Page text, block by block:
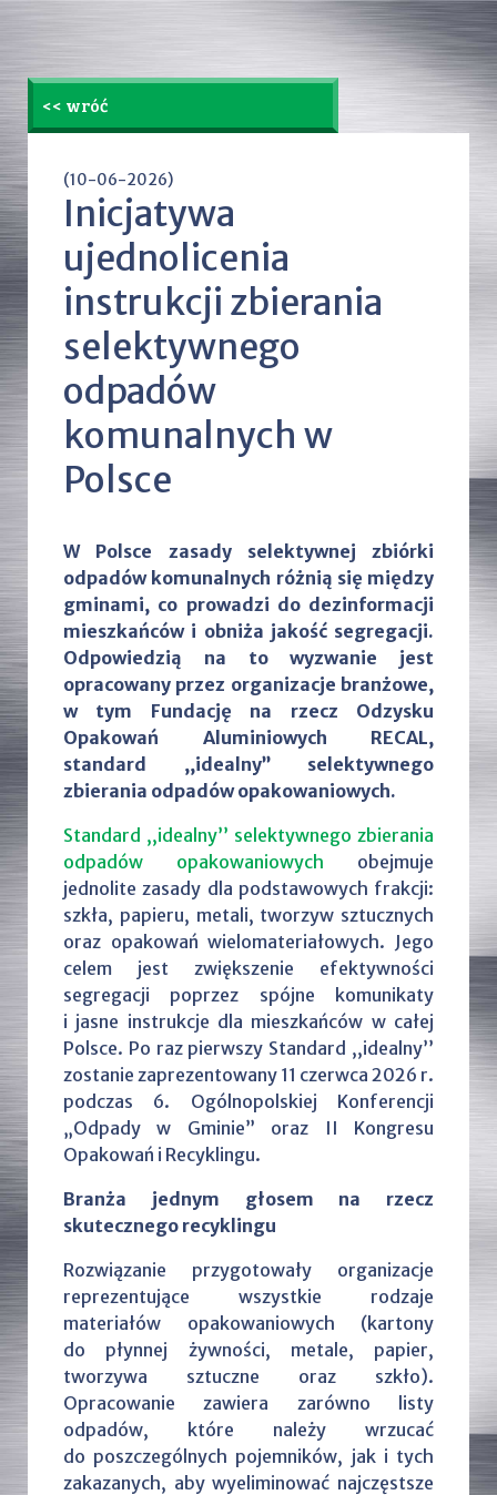
<< wróć
(10-06-2026)
Inicjatywa
ujednolicenia
instrukcji zbierania
selektywnego
odpadów
komunalnych w
Polsce
W Polsce zasady selektywnej zbiórki
odpadów komunalnych różnią się między
gminami, co prowadzi do dezinformacji
mieszkańców i obniża jakość segregacji.
Odpowiedzią na to wyzwanie jest
opracowany przez organizacje branżowe,
w tym Fundację na rzecz Odzysku
Opakowań Aluminiowych RECAL,
standard ,,idealny’’ selektywnego
zbierania odpadów opakowaniowych.
Standard ,,idealny’’ selektywnego zbierania
odpadów opakowaniowych obejmuje
jednolite zasady dla podstawowych frakcji:
szkła, papieru, metali, tworzyw sztucznych
oraz opakowań wielomateriałowych. Jego
celem jest zwiększenie efektywności
segregacji poprzez spójne komunikaty
i jasne instrukcje dla mieszkańców w całej
Polsce. Po raz pierwszy Standard ,,idealny’’
zostanie zaprezentowany 11 czerwca 2026 r.
podczas 6. Ogólnopolskiej Konferencji
„Odpady w Gminie” oraz II Kongresu
Opakowań i Recyklingu.
Branża jednym głosem na rzecz
skutecznego recyklingu
Rozwiązanie przygotowały organizacje
reprezentujące wszystkie rodzaje
materiałów opakowaniowych (kartony
do płynnej żywności, metale, papier,
tworzywa sztuczne oraz szkło).
Opracowanie zawiera zarówno listy
odpadów, które należy wrzucać
do poszczególnych pojemników, jak i tych
zakazanych, aby wyeliminować najczęstsze